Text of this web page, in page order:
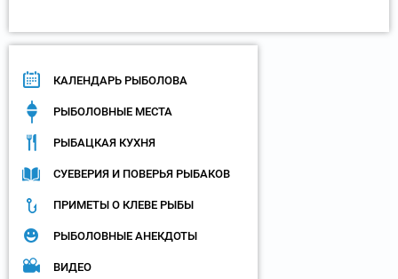
КАЛЕНДАРЬ РЫБОЛОВА
РЫБОЛОВНЫЕ МЕСТА
РЫБАЦКАЯ КУХНЯ
СУЕВЕРИЯ И ПОВЕРЬЯ РЫБАКОВ
ПРИМЕТЫ О КЛЕВЕ РЫБЫ
РЫБОЛОВНЫЕ АНЕКДОТЫ
ВИДЕО